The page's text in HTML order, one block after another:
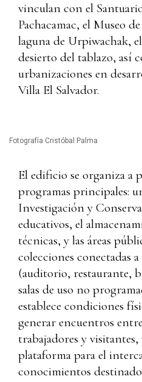
vinculan con el
Pachacamac, el Museo
laguna de Urpiwachak,
desierto del tablazo, así
urbanizaciones en
Villa El Salvador.
Fotografía Cristóbal Palma
El edificio se organiza a
programas principales:
Investigación y
educativos, el
técnicas, y las áreas
colecciones conectadas a
(auditorio, restaurante,
salas de uso no
establece condiciones
generar encuentros
trabajadores y
plataforma para el
conocimientos